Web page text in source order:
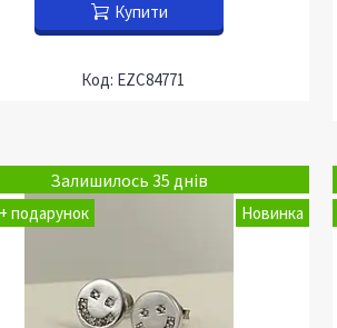
Купити
EZC84771
Залишилось 35 днів
Новинка